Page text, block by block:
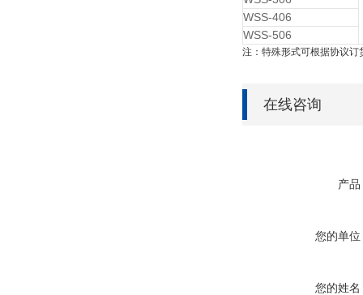
WSS-406
WSS-506
注：特殊形式可根据协议订
在线咨询
产品
您的单位
您的姓名